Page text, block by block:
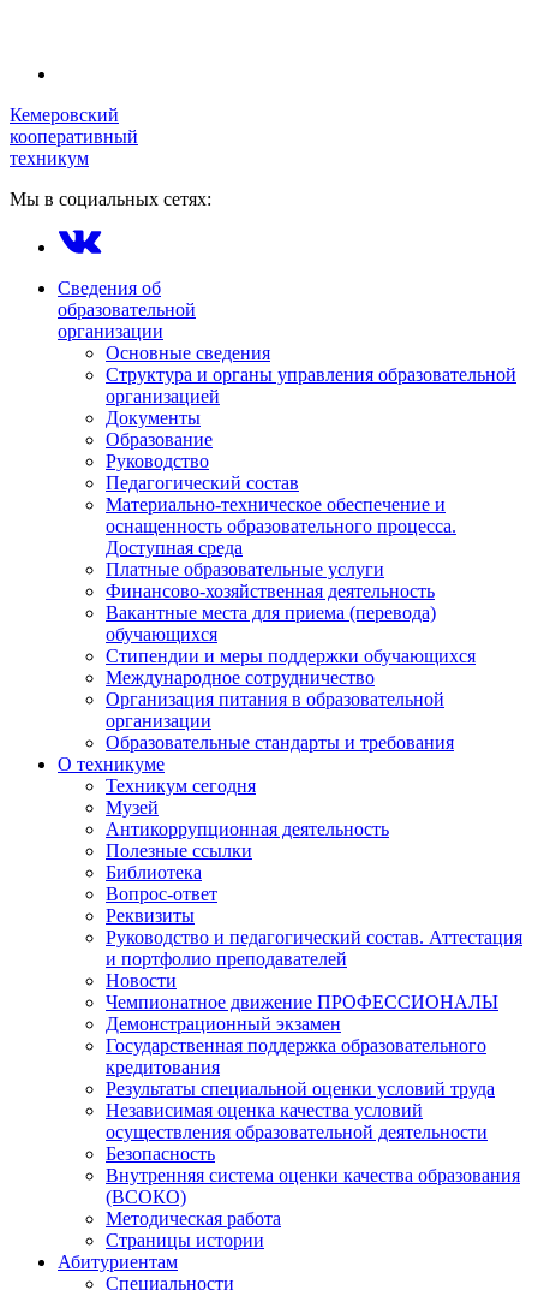
Кемеровский
кооперативный
техникум
Мы в социальных сетях:
Сведения об
образовательной
организации
Основные сведения
Структура и органы управления образовательной
организацией
Документы
Образование
Руководство
Педагогический состав
Материально-техническое обеспечение и
оснащенность образовательного процесса.
Доступная среда
Платные образовательные услуги
Финансово-хозяйственная деятельность
Вакантные места для приема (перевода)
обучающихся
Стипендии и меры поддержки обучающихся
Международное сотрудничество
Организация питания в образовательной
организации
Образовательные стандарты и требования
О техникуме
Техникум сегодня
Музей
Антикоррупционная деятельность
Полезные ссылки
Библиотека
Вопрос-ответ
Реквизиты
Руководство и педагогический состав. Аттестация
и портфолио преподавателей
Новости
Чемпионатное движение ПРОФЕССИОНАЛЫ
Демонстрационный экзамен
Государственная поддержка образовательного
кредитования
Результаты специальной оценки условий труда
Независимая оценка качества условий
осуществления образовательной деятельности
Безопасность
Внутренняя система оценки качества образования
(ВСОКО)
Методическая работа
Страницы истории
Абитуриентам
Специальности